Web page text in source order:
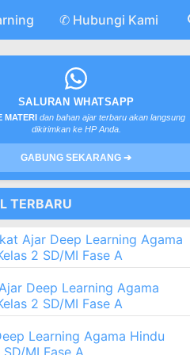
✆ Hubungi Kami
SALURAN WHATSAPP
MATERI dan bahan ajar terbaru akan langsung
dikirimkan ke HP Anda.
GABUNG SEKARANG ➔
TERBARU
Ajar Deep Learning Agama
2 SD/MI Fase A
Deep Learning Agama
2 SD/MI Fase A
Learning Agama Hindu
SD/MI Fase A